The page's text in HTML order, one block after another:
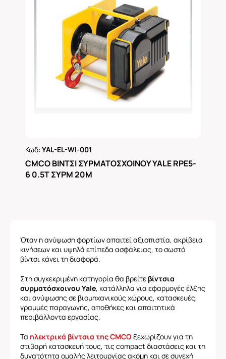
Κωδ: YAL-EL-WI-001
CMCO ΒΙΝΤΣΙ ΣΥΡΜΑΤΟΣΧΟΙΝΟΥ YALE RPE5-
6 0.5Τ ΣΥΡΜ 20M
Όταν η ανύψωση φορτίων απαιτεί αξιοπιστία, ακρίβεια
κινήσεων και υψηλά επίπεδα ασφάλειας, το σωστό
βίντσι κάνει τη διαφορά.
Στη συγκεκριμένη κατηγορία θα βρείτε βίντσια
συρματόσχοινου Yale, κατάλληλα για εφαρμογές έλξης
και ανύψωσης σε βιομηχανικούς χώρους, κατασκευές,
γραμμές παραγωγής, αποθήκες και απαιτητικά
περιβάλλοντα εργασίας.
Τα ηλεκτρικά βίντσια της CMCO ξεχωρίζουν για τη
στιβαρή κατασκευή τους, τις compact διαστάσεις και τη
δυνατότητα ομαλής λειτουργίας ακόμη και σε συνεχή